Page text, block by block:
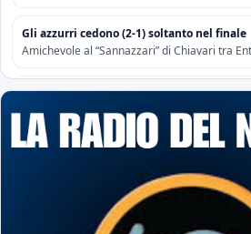
Gli azzurri cedono (2-1) soltanto nel finale
Amichevole al “Sannazzari” di Chiavari tra
Risoluzione contrattuale con Attanasio e
Risoluzione contrattuale con Alberti
Acquisti/Cessioni "Sessione Estiva 2026/
tutte le operazioni degli azzurri